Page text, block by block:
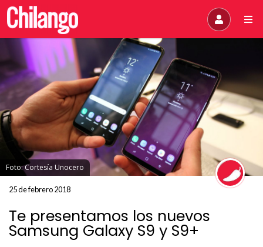
Foto: Cortesía Unocero
25 de febrero 2018
Te presentamos los nuevos
Samsung Galaxy S9 y S9+